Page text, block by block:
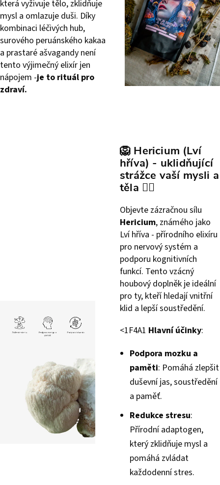
která vyživuje tělo, zklidňuje
mysl a omlazuje duši. Díky
kombinaci léčivých hub,
surového peruánského kakaa
a prastaré ašvagandy není
tento výjimečný elixír jen
nápojem -je to rituál pro
zdraví.
🦁 Hericium (Lví
hříva) - uklidňující
strážce vaší mysli a
těla 🧘‍♂️
Objevte zázračnou sílu
Hericium, známého jako
Lví hříva - přírodního elixíru
pro nervový systém a
podporu kognitivních
funkcí. Tento vzácný
houbový doplněk je ideální
pro ty, kteří hledají vnitřní
klid a lepší soustředění.
<1F4A1 Hlavní účinky:
Podpora mozku a
paměti: Pomáhá zlepšit
duševní jas, soustředění
a paměť.
Redukce stresu:
Přírodní adaptogen,
který zklidňuje mysl a
pomáhá zvládat
každodenní stres.